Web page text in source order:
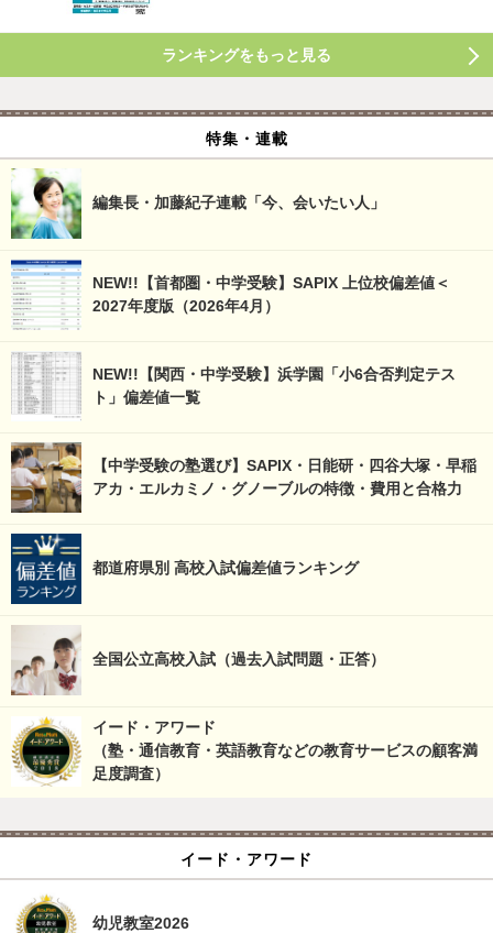
ランキングをもっと見る
特集・連載
編集長・加藤紀子連載「今、会いたい人」
NEW!!【首都圏・中学受験】SAPIX 上位校偏差値＜
2027年度版（2026年4月）
NEW!!【関西・中学受験】浜学園「小6合否判定テス
ト」偏差値一覧
【中学受験の塾選び】SAPIX・日能研・四谷大塚・早稲
アカ・エルカミノ・グノーブルの特徴・費用と合格力
都道府県別 高校入試偏差値ランキング
全国公立高校入試（過去入試問題・正答）
イード・アワード
（塾・通信教育・英語教育などの教育サービスの顧客満
足度調査）
イード・アワード
幼児教室2026